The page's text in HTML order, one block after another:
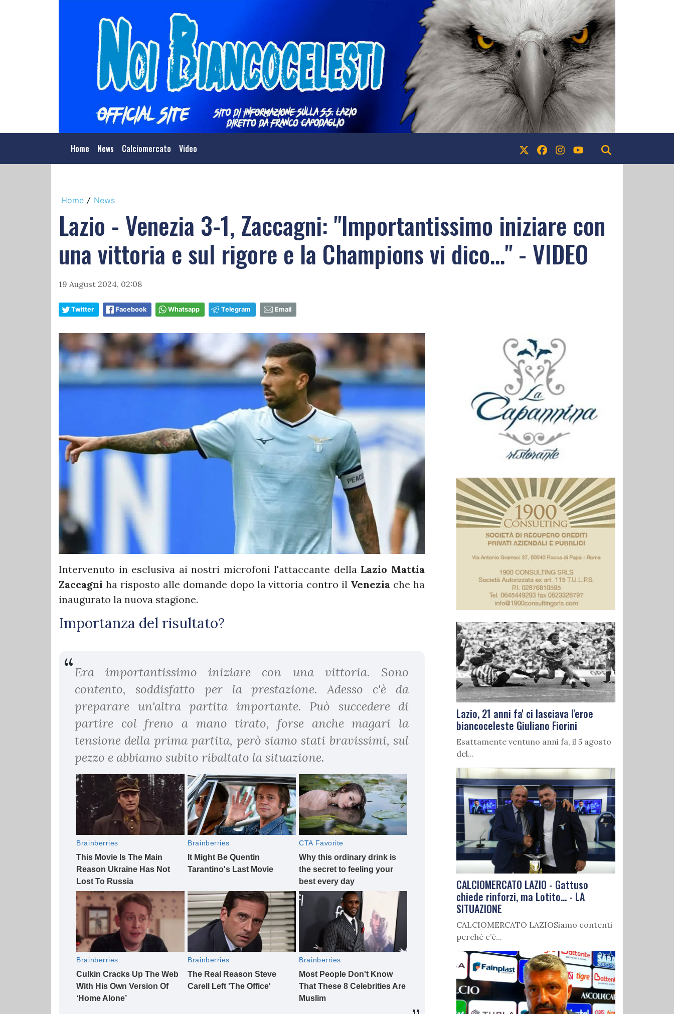
Home News Calciomercato Video
Home / News
Lazio - Venezia 3-1, Zaccagni: "Importantissimo iniziare con
una vittoria e sul rigore e la Champions vi dico..." - VIDEO
19 August 2024, 02:08
Twitter Facebook Whatsapp Telegram Email
Intervenuto in esclusiva ai nostri microfoni l'attaccante della Lazio Mattia
Zaccagni ha risposto alle domande dopo la vittoria contro il Venezia che ha
inaugurato la nuova stagione.
Importanza del risultato?
Era importantissimo iniziare con una vittoria. Sono
contento, soddisfatto per la prestazione. Adesso c'è da
preparare un'altra partita importante. Può succedere di
partire col freno a mano tirato, forse anche magari la
tensione della prima partita, però siamo stati bravissimi, sul
pezzo e abbiamo subito ribaltato la situazione.
Lazio, 21 anni fa' ci lasciava l'eroe
biancoceleste Giuliano Fiorini
Esattamente ventuno anni fa, il 5 agosto
del...
CALCIOMERCATO LAZIO - Gattuso
chiede rinforzi, ma Lotito... - LA
SITUAZIONE
CALCIOMERCATO LAZIOSiamo contenti
perché c’è...